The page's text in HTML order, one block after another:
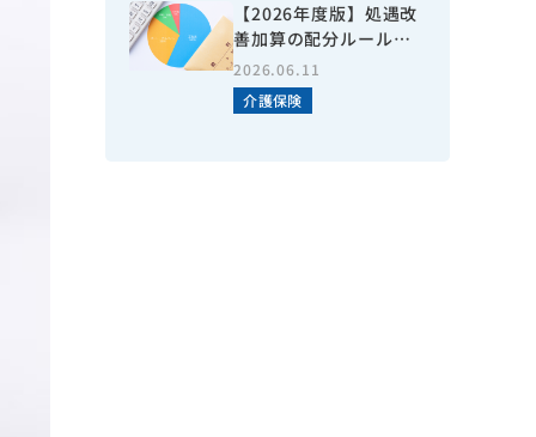
【2026年度版】処遇改
善加算の配分ルールと
は？NGポイントやよく
ある質問などを詳しく
解説！
2026.06.11
介護保険